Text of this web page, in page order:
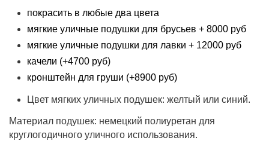
покрасить в любые два цвета
мягкие уличные подушки для брусьев + 8000 руб
мягкие уличные подушки для лавки + 12000 руб
качели (+4700 руб)
кронштейн для груши (+8900 руб)
Цвет мягких уличных подушек: желтый или синий.
Материал подушек: немецкий полиуретан для
круглогодичного уличного использования.